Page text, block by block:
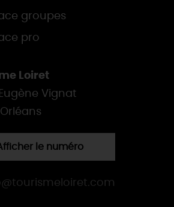
groupes
pro
Loiret
Eugène Vignat
le numéro